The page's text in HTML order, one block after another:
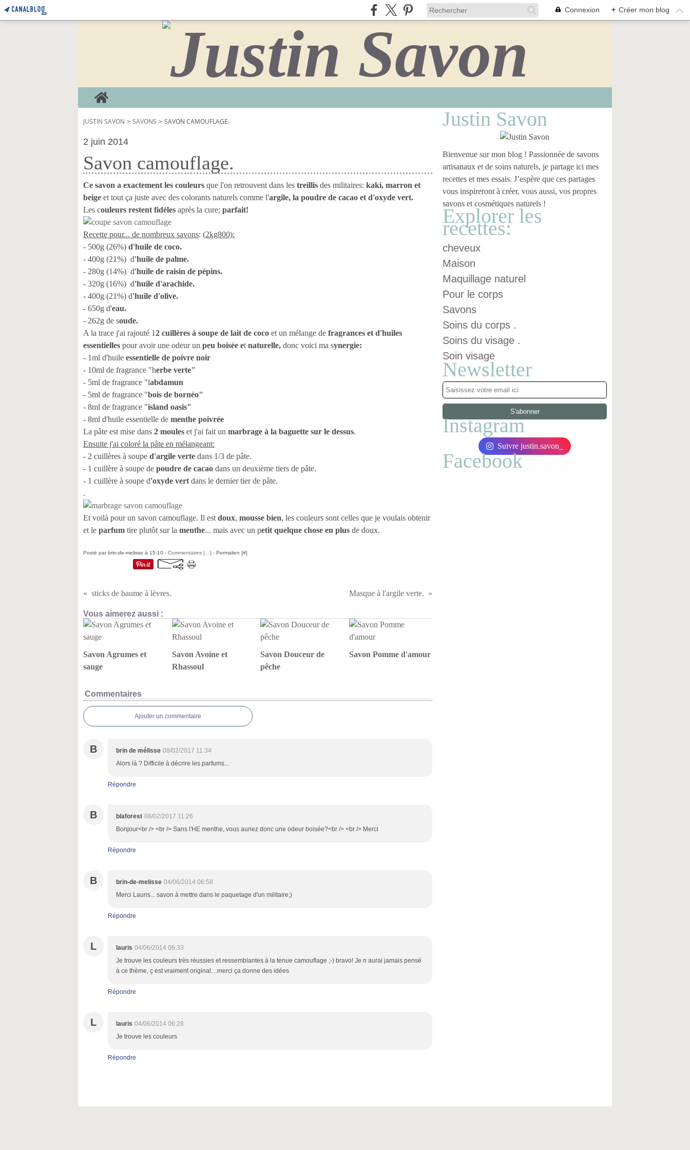
Connexion + Créer mon blog
Home
JUSTIN SAVON > SAVONS > SAVON CAMOUFLAGE.
2 juin 2014
Savon camouflage.
Ce savon a exactement les couleurs que l'on retrouvent dans les treillis des militaires: kaki, marron et
beige et tout ça juste avec des colorants naturels comme l'argile, la poudre de cacao et d'oxyde vert.
Les couleurs restent fidèles après la cure; parfait!
Recette pour... de nombreux savons: (2kg800):
- 500g (26%) d'huile de coco.
- 400g (21%) d'huile de palme.
- 280g (14%) d'huile de raisin de pépins.
- 320g (16%) d'huile d'arachide.
- 400g (21%) d'huile d'olive.
- 650g d'eau.
- 262g de soude.
A la trace j'ai rajouté 12 cuillères à soupe de lait de coco et un mélange de fragrances et d'huiles
essentielles pour avoir une odeur un peu boisée et naturelle, donc voici ma synergie:
- 1ml d'huile essentielle de poivre noir
- 10ml de fragrance "herbe verte"
- 5ml de fragrance "labdamun
- 5ml de fragrance "bois de bornéo"
- 8ml de fragrance "island oasis"
- 8ml d'huile essentielle de menthe poivrée
La pâte est mise dans 2 moules et j'ai fait un marbrage à la baguette sur le dessus.
Ensuite j'ai coloré la pâte en mélangeant:
- 2 cuillères à soupe d'argile verte dans 1/3 de pâte.
- 1 cuillère à soupe de poudre de cacao dans un deuxième tiers de pâte.
- 1 cuillère à soupe d'oxyde vert dans le dernier tier de pâte.
.
Et voilà pour un savon camouflage. Il est doux, mousse bien, les couleurs sont celles que je voulais obtenir
et le parfum tire plutôt sur la menthe... mais avec un petit quelque chose en plus de doux.
Posté par brin-de-melisse à 15:10 - Commentaires [ ] - Permalien [#]
sticks de baume à lèvres. Masque à l'argile verte.
Vous aimerez aussi :
Savon Agrumes et
sauge
Savon Avoine et
Rhassoul
Savon Douceur de
pêche
Savon Pomme d'amour
Commentaires
Ajouter un commentaire
B brin de mélisse 08/02/2017 11:34
Alors là ? Difficile à décrire les parfums...
Répondre
B blaforest 08/02/2017 11:26
Bonjour<br /> <br /> Sans l'HE menthe, vous auriez donc une odeur boisée?<br /> <br /> Merci
Répondre
B brin-de-melisse 04/06/2014 06:58
Merci Lauris... savon à mettre dans le paquetage d'un militaire;)
Répondre
L lauris 04/06/2014 06:33
Je trouve les couleurs très réussies et ressemblantes à la tenue camouflage ;-) bravo! Je n aurai jamais pensé
à ce thème, ç est vraiment original. ..merci ça donne des idées
Répondre
L lauris 04/06/2014 06:28
Je trouve les couleurs
Répondre
Justin Savon
Bienvenue sur mon blog ! Passionnée de savons
artisanaux et de soins naturels, je partage ici mes
recettes et mes essais. J’espère que ces partages
vous inspireront à créer, vous aussi, vos propres
savons et cosmétiques naturels !
Explorer les
recettes:
cheveux
Maison
Maquillage naturel
Pour le corps
Savons
Soins du corps .
Soins du visage .
Soin visage
Newsletter
Instagram
Suivre justin.savon_
Facebook